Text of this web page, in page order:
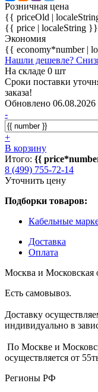
Розничная цена
{{ priceOld |
{{ price | localeString }}
Экономия
{{ economy*number |
Нашли дешевле?
На складе 0 шт
Сроки поставки
заказа!
Обновлено 06.08.2026
-
+
В корзину
Итого: {{
8 (499) 755-72-14
Уточнить цену
Подборки товаров:
Кабельные
Доставка
Оплата
Москва и Московская
Есть самовывоз.
Доставку
индивидуально в
По Москве и
осуществляется от
Регионы РФ